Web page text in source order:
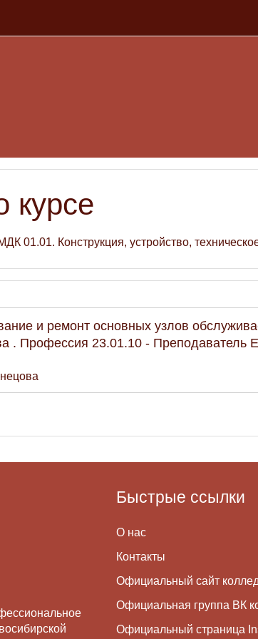
курсе
01.01. Конструкция, устройство,
и ремонт основных узлов
. Профессия 23.01.10 - Преподаватель
Быстрые ссылки
О нас
Контакты
Официальный сайт
Официальная группа ВК
Официальный страница